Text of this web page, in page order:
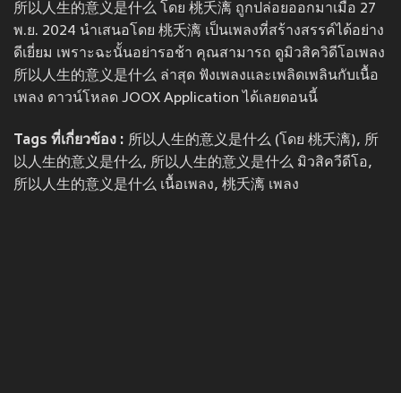
所以人生的意义是什么 โดย 桃夭漓 ถูกปล่อยออกมาเมื่อ 27
พ.ย. 2024 นำเสนอโดย 桃夭漓 เป็นเพลงที่สร้างสรรค์ได้อย่าง
ดีเยี่ยม เพราะฉะนั้นอย่ารอช้า คุณสามารถ ดูมิวสิควิดีโอเพลง
所以人生的意义是什么 ล่าสุด ฟังเพลงและเพลิดเพลินกับเนื้อ
เพลง ดาวน์โหลด JOOX Application ได้เลยตอนนี้
Tags ที่เกี่ยวข้อง : 所以人生的意义是什么 (โดย 桃夭漓), 所
以人生的意义是什么, 所以人生的意义是什么 มิวสิควีดีโอ,
所以人生的意义是什么 เนื้อเพลง, 桃夭漓 เพลง